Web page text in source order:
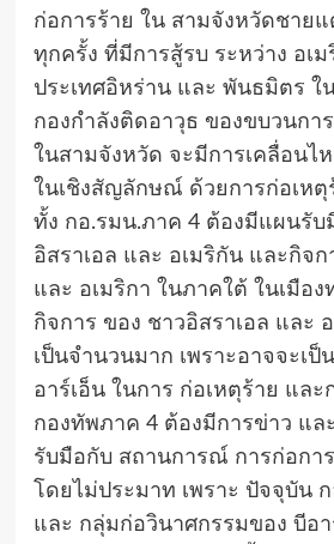
ก่อการร้าย ใน สามจังหวัดชายแ
ทุกครั้ง ที่มีการสู้รบ ระหว่าง อเม
ประเทศอิหร่าน และ พันธมิตร ใ
กองกำลังติดอาวุธ ของขบวนก
ในสามจังหวัด จะมีการเคลื่อนไ
ในเชิงสัญลักษณ์ ด้วยการก่อเหตุ
ทั้ง กอ.รมน.ภาค 4 ต้องมีแผนรับ
อิสราเอล และ อเมริกัน และกิจก
และ อเมริกา ในภาคใต้ ในเมือง
กิจการ ของ ชาวอิสราเอล และ
เป็นจำนวนมาก เพราะอาจจะเป็
อาร์เอ็น ในการ ก่อเหตุร้าย และ
กองทัพภาค 4 ต้องมีการข่าว แล
รับมือกับ สถานการณ์ การก่อกา
โดยไม่ประมาท เพราะ ปัจจุบัน
และ กลุ่มก่อวินาศกรรมของ บีอ